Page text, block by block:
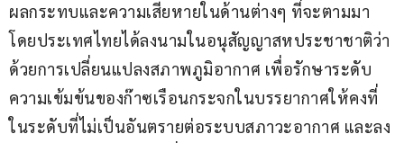
ผลกระทบและความเสียหายในด้านต่างๆ ที่จะตามมา
โดยประเทศไทยได้ลงนามในอนุสัญญาสหประชาชาติว่า
ด้วยการเปลี่ยนแปลงสภาพภูมิอากาศ เพื่อรักษาระดับ
ความเข้มข้นของก๊าซเรือนกระจกในบรรยากาศให้คงที่
ในระดับที่ไม่เป็นอันตรายต่อระบบสภาวะอากาศ และลง